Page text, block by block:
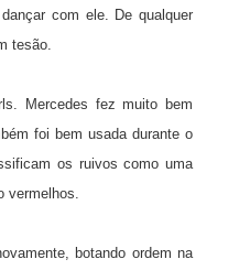
com ele. De qualquer
tesão.
Mercedes fez muito bem
foi bem usada durante o
os ruivos como uma
vermelhos.
botando ordem na